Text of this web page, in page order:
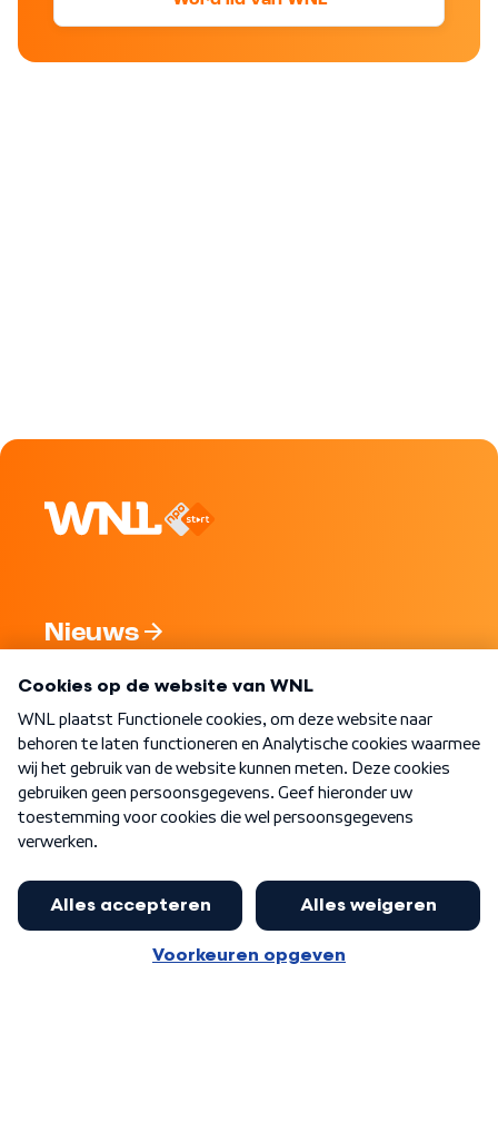
Nieuws
Nieuwsbrief
Word Lid